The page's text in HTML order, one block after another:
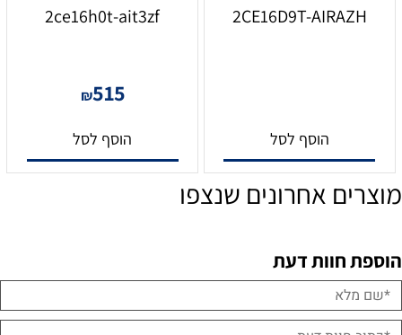
2CE16D9T-AIRAZH
הוסף לסל
2ce16h0t-ait3zf
₪515
הוסף לסל
מוצרים אחרונים שנצפו
הוספת חוות דעת